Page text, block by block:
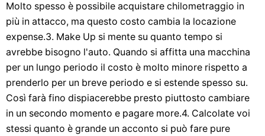
Molto spesso è possibile acquistare chilometraggio in
più in attacco, ma questo costo cambia la locazione
expense.3. Make Up si mente su quanto tempo si
avrebbe bisogno l'auto. Quando si affitta una macchina
per un lungo periodo il costo è molto minore rispetto a
prenderlo per un breve periodo e si estende spesso su.
Così farà fino dispiacerebbe presto piuttosto cambiare
in un secondo momento e pagare more.4. Calcolate voi
stessi quanto è grande un acconto si può fare pure